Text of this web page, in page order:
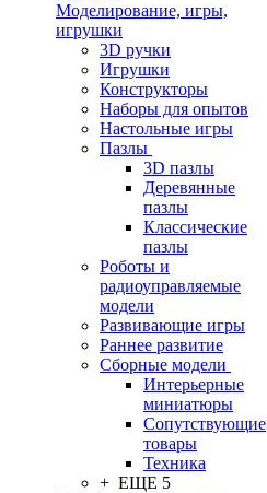
Моделирование, игры,
игрушки
3D ручки
Игрушки
Конструкторы
Наборы для опытов
Настольные игры
Пазлы
3D пазлы
Деревянные
пазлы
Классические
пазлы
Роботы и
радиоуправляемые
модели
Развивающие игры
Раннее развитие
Сборные модели
Интерьерные
миниатюры
Сопутствующие
товары
Техника
+ ЕЩЕ 5